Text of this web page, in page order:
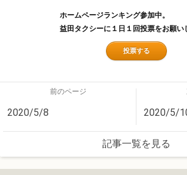
ホームページランキング参加中。
益田タクシーに１日１回投票をお願い
投票する
前のページ
2020/5/8 2020/5/
記事一覧を見る